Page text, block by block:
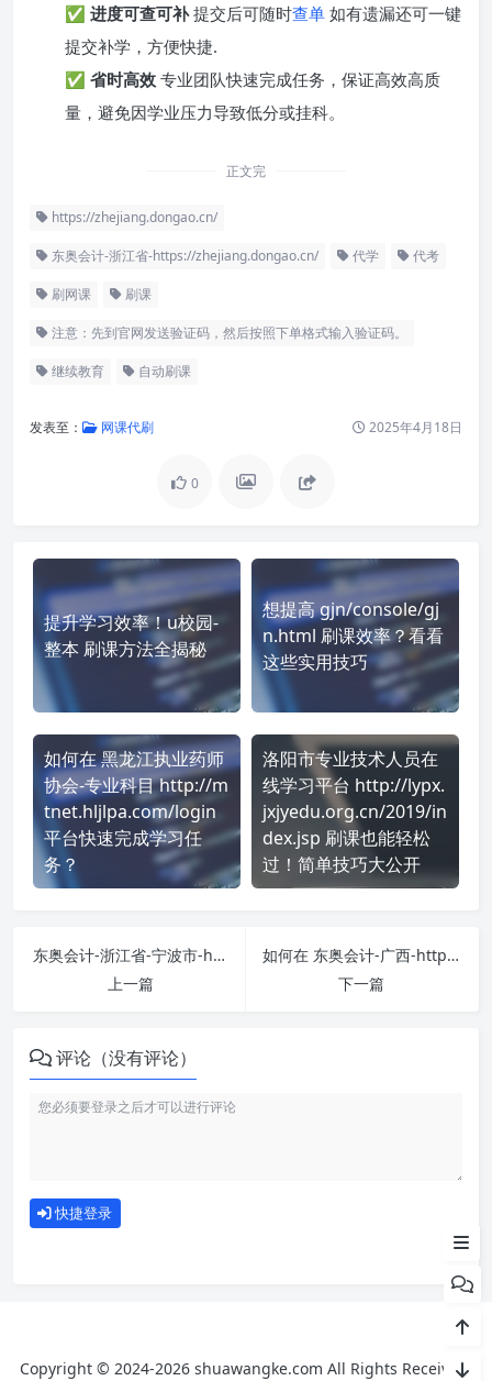
✅ 进度可查可补提交后可随时查单 如有遗漏还可一键
提交补学，方便快捷.
✅ 省时高效 专业团队快速完成任务，保证高效高质
量，避免因学业压力导致低分或挂科。
正文完
https://zhejiang.dongao.cn/
东奥会计-浙江省-https://zhejiang.dongao.cn/ 代学 代考
刷网课 刷课
注意：先到官网发送验证码，然后按照下单格式输入验证码。
继续教育 自动刷课
发表至： 网课代刷 2025年4月18日
0
提升学习效率！u校园-
整本 刷课方法全揭秘
想提高 gjn/console/gj
n.html 刷课效率？看看
这些实用技巧
如何在 黑龙江执业药师
协会-专业科目 http://m
tnet.hljlpa.com/login
平台快速完成学习任
务？
洛阳市专业技术人员在
线学习平台 http://lypx.
jxjyedu.org.cn/2019/in
dex.jsp 刷课也能轻松
过！简单技巧大公开
东奥会计-浙江省-宁波市-https://ningbo.dongao.cn/ 课程学习无压力！教你高效刷题技巧
上一篇
如何在 东奥会计-广西-https://guangxi.dongao.cn/ 平台快速完成学习任务？
下一篇
评论（没有评论）
快捷登录
Copyright © 2024-2026 shuawangke.com All Rights Received.